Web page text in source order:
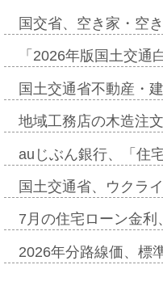
国交省、空き家・空
「2026年版国土交
国土交通省不動産・
地域工務店の木造注
auじぶん銀行、「住
国土交通省、ウクラ
7月の住宅ローン金
2026年分路線価、標